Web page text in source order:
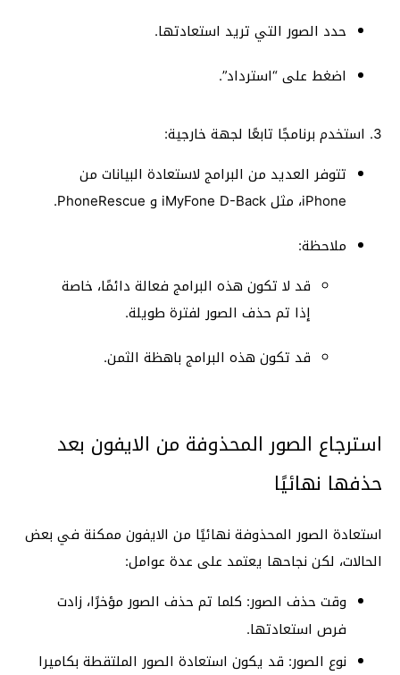
حدد الصور التي تريد استعادتها.
اضغط على “استرداد”.
3. استخدم برنامجًا تابعًا لجهة خارجية:
تتوفر العديد من البرامج لاستعادة البيانات من
iPhone، مثل iMyFone D-Back و PhoneRescue.
ملاحظة:
قد لا تكون هذه البرامج فعالة دائمًا، خاصة
إذا تم حذف الصور لفترة طويلة.
قد تكون هذه البرامج باهظة الثمن.
استرجاع الصور المحذوفة من الايفون بعد
حذفها نهائيًا
استعادة الصور المحذوفة نهائيًا من الايفون ممكنة في بعض
الحالات، لكن نجاحها يعتمد على عدة عوامل:
وقت حذف الصور: كلما تم حذف الصور مؤخرًا، زادت
فرص استعادتها.
نوع الصور: قد يكون استعادة الصور الملتقطة بكاميرا